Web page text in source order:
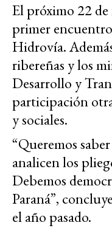
El próximo 22 de
primer
Hidrovía.
ribereñas y los
Desarrollo y
participación
y sociales.
“Queremos
analicen los
Debemos
Paraná”,
el año pasado.